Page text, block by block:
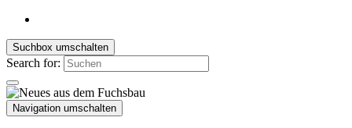
Suchbox umschalten
Search for:
Navigation umschalten